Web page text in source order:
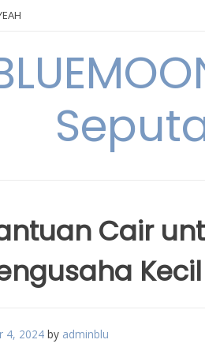
Cair
Kecil
4, 2024 by adminblu